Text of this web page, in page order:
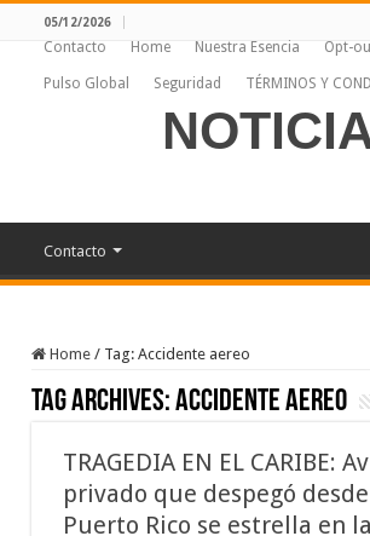
05/12/2026
Contacto Home Nuestra Esencia Opt-
Pulso Global Seguridad TÉRMINOS Y
Contacto
Home / Tag: Accidente aereo
Tag Archives:Accidente aereo
TRAGEDIA EN EL CARIBE:
privado que despegó desde
Puerto Rico se estrella en la